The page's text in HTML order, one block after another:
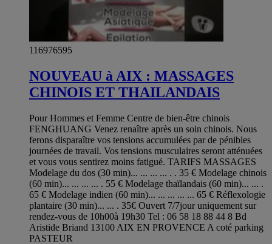
116976595
NOUVEAU à AIX : MASSAGES
CHINOIS ET THAILANDAIS
Pour Hommes et Femme Centre de bien-être chinois
FENGHUANG Venez renaître après un soin chinois. Nous
ferons disparaître vos tensions accumulées par de pénibles
journées de travail. Vos tensions musculaires seront atténuées
et vous vous sentirez moins fatigué. TARIFS MASSAGES
Modelage du dos (30 min)... ... ... ... . . 35 € Modelage chinois
(60 min)... ... ... ... . 55 € Modelage thaïlandais (60 min)... ... .
65 € Modelage indien (60 min)... ... ... ... ... 65 € Réflexologie
plantaire (30 min)... ... . 35€ Ouvert 7/7jour uniquement sur
rendez-vous de 10h00à 19h30 Tel : 06 58 18 88 44 8 Bd
Aristide Briand 13100 AIX EN PROVENCE A coté parking
PASTEUR